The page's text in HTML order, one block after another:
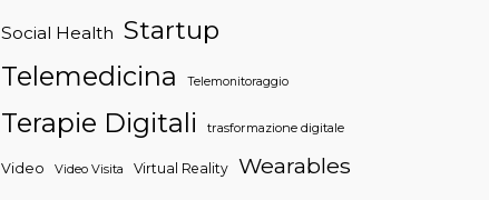
Social Health Startup
Telemedicina Telemonitoraggio
Terapie Digitali trasformazione digitale
Video Video Visita Virtual Reality Wearables